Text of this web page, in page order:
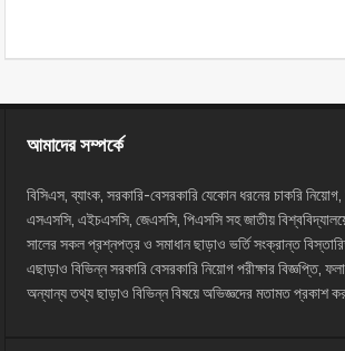
আমাদের সম্পর্কে
বিসিএস, ব্যাংক, সরকারি-বেসরকারি যেকোন ধরনের চাকরি নিয়োগ,
এসএসসি, এইচএসসি, জেএসসি, পিএসসি সহ জাতীয় বিশ্ববিদ্যালয়ে
সালের সকল প্রশ্নপত্র ও সমাধান ছাড়াও ভর্তি সংক্রান্ত
এছাড়াও বিভিন্ন সরকারি বেসরকারি নিয়োগ পরীক্ষার বিজ্ঞপ্তি,
অন্যান্য তথ্য ছাড়াও বিভিন্ন বিষয়ে অভিজ্ঞদের মতামত প্রকাশ